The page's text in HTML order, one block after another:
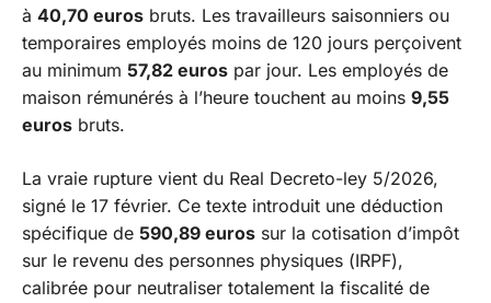
à 40,70 euros bruts. Les travailleurs saisonniers ou
temporaires employés moins de 120 jours perçoivent
au minimum 57,82 euros par jour. Les employés de
maison rémunérés à l’heure touchent au moins 9,55
euros bruts.
La vraie rupture vient du Real Decreto-ley 5/2026,
signé le 17 février. Ce texte introduit une déduction
spécifique de 590,89 euros sur la cotisation d’impôt
sur le revenu des personnes physiques (IRPF),
calibrée pour neutraliser totalement la fiscalité de